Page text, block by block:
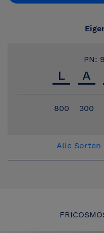
PN:
800 300
Alle Sorten